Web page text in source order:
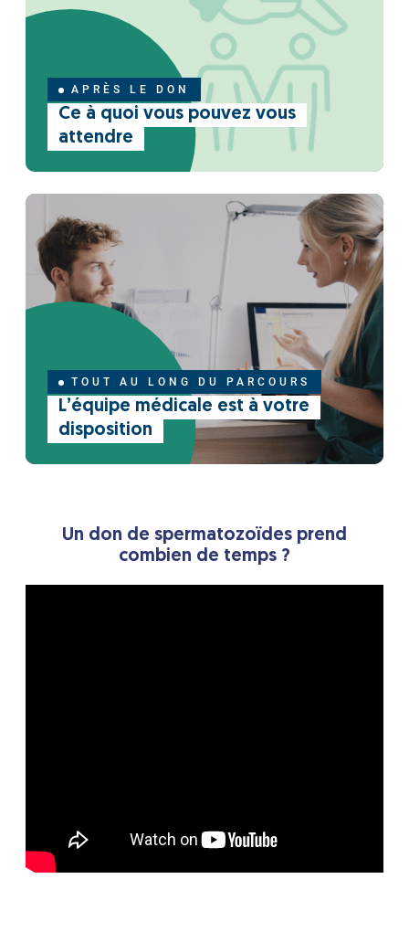
APRÈS LE DON
Ce à quoi vous pouvez vous
attendre
TOUT AU LONG DU PARCOURS
L’équipe médicale est à votre
disposition
Un don de spermatozoïdes prend
combien de temps ?